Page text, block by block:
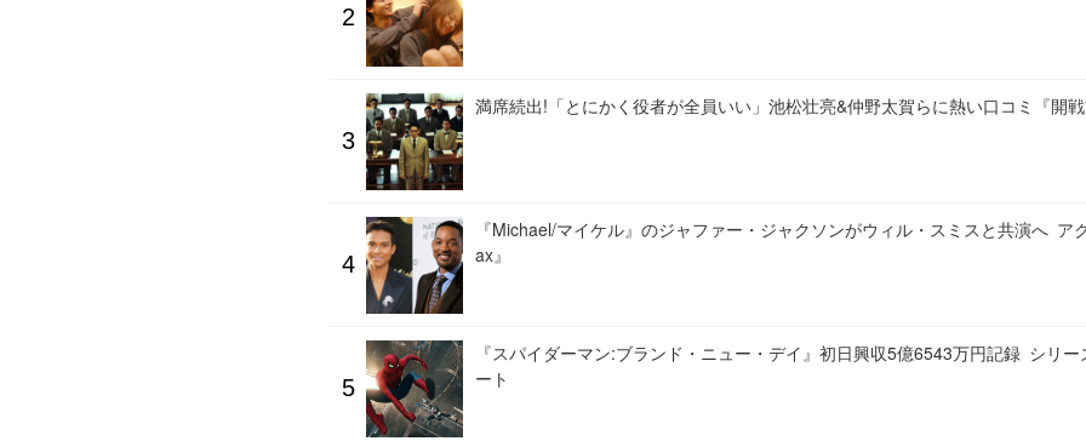
満席続出!「とにかく役者が全員いい」池松壮亮&仲野太賀らに熱い口コミ『開戦
『Michael/マイケル』のジャファー・ジャクソンがウィル・スミスと共演へ ア
ax』
『スパイダーマン:ブランド・ニュー・デイ』初日興収5億6543万円記録 シリ
ート